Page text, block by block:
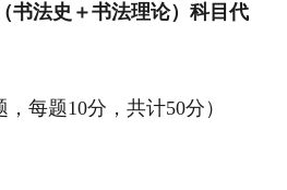
书法史＋书法理论）科目代
每题10分，共计50分）